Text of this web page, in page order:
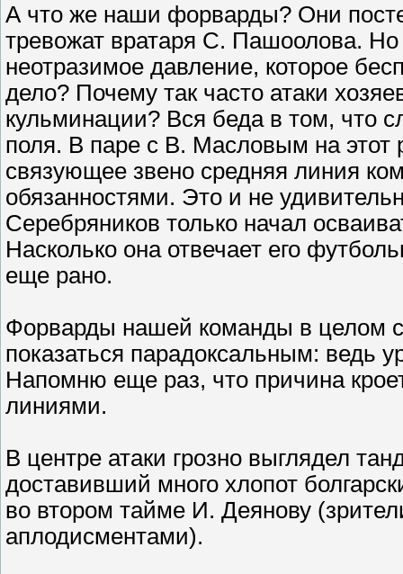
А что же наши форварды? Они
тревожат вратаря С. Пашоолова.
неотразимое давление, которое
дело? Почему так часто атаки
кульминации? Вся беда в том, что
поля. В паре с В. Масловым на этот
связующее звено средняя линия
обязанностями. Это и не
Серебряников только начал
Насколько она отвечает его
еще рано.
Форварды нашей команды в целом
показаться парадоксальным: ведь
Напомню еще раз, что причина
линиями.
В центре атаки грозно выглядел
доставивший много хлопот
во втором тайме И. Деянову
аплодисментами).